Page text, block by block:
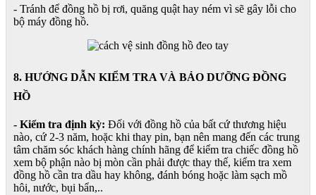
- Tránh để đồng hồ bị rơi, quăng quật hay ném vì sẽ gây lỗi cho
bộ máy đồng hồ.
8. HƯỚNG DẪN KIỂM TRA VÀ BẢO DƯỠNG ĐỒNG
HỒ
- Kiểm tra định kỳ: Đối với đồng hồ của bất cứ thương hiệu
nào, cứ 2-3 năm, hoặc khi thay pin, bạn nên mang đến các trung
tâm chăm sóc khách hàng chính hãng để kiểm tra chiếc đồng hồ
xem bộ phận nào bị mòn cần phải được thay thế, kiểm tra xem
đồng hồ cần tra dầu hay không, đánh bóng hoặc làm sạch mồ
hôi, nước, bụi bẩn,..